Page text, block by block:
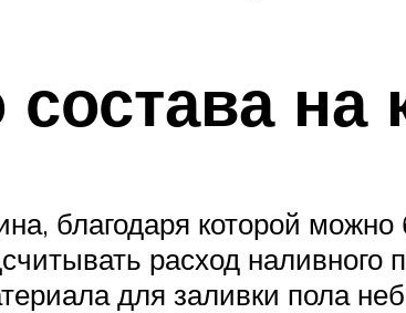
состава
благодаря которой
расход
для заливки пола